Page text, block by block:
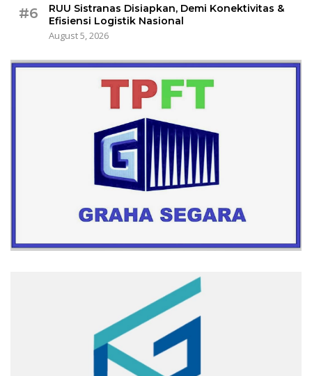
#6
RUU Sistranas Disiapkan, Demi Konektivitas &
Efisiensi Logistik Nasional
August 5, 2026